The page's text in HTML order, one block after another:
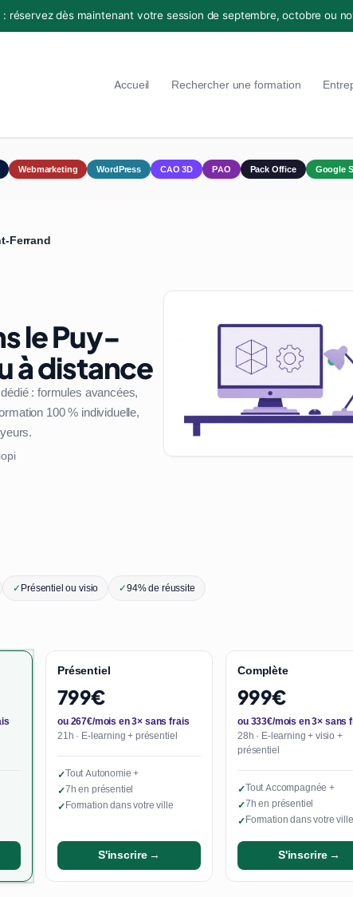
réservez dès maintenant votre session de septembre, octobre ou
Accueil Rechercher une formation
Webmarketing WordPress CAO 3D PAO Pack Office Google
Ferrand
le Puy-
à distance
: formules avancées,
100 % individuelle,
✓Présentiel ou visio ✓94% de réussite
Présentiel
799€
ou 267€/mois en 3× sans frais
21h · E-learning + présentiel
✓Tout Autonomie +
✓7h en présentiel
✓Formation dans votre ville
S'inscrire →
Complète
999€
ou 333€/mois en 3× sans
28h · E-learning + visio +
présentiel
✓Tout Accompagnée +
✓7h en présentiel
✓Formation dans votre ville
S'inscrire →